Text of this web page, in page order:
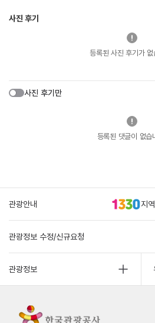
사진 후기
등록된 사진 후기가 없
사진 후기만
등록된 댓글이 없습
관광안내 지
관광정보 수정/신규요청
관광정보